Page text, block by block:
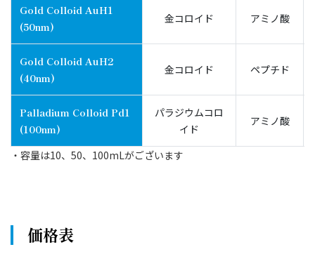
Gold Colloid AuH1
(50nm)
金コロイド アミノ酸
Gold Colloid AuH2
(40nm)
金コロイド ペプチド
Palladium Colloid Pd1
(100nm)
パラジウムコロ
イド
アミノ酸
・容量は10、50、100mLがございます
価格表